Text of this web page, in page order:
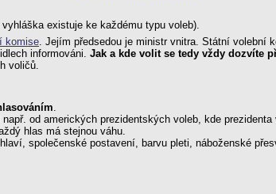
existuje ke každému typu voleb).
komise. Jejím předsedou je ministr vnitra. Státní volební
informováni. Jak a kde volit se tedy vždy dozvíte
voličů.
od amerických prezidentských voleb, kde
hlas má stejnou váhu.
společenské postavení, barvu pleti, náboženské